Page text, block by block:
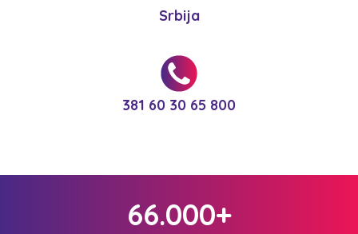
Srbija
381 60 30 65 800
66.000+